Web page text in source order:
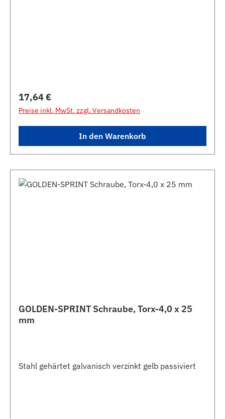
Regulärer Preis:
17,64 €
Preise inkl. MwSt. zzgl. Versandkosten
In den Warenkorb
GOLDEN-SPRINT Schraube, Torx-4,0 x 25
mm
Stahl gehärtet galvanisch verzinkt gelb passiviert